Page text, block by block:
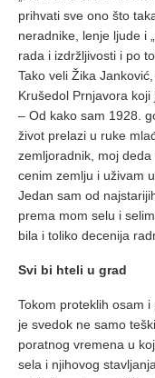
prihvati sve ono što
neradnike, lenje ljude i
rada i izdržljivosti i po
Tako veli Žika
Krušedol Prnjavora
– Od kako sam 1928.
život prelazi u ruke
zemljoradnik, moj
cenim zemlju i uživam
Jedan sam od
prema mom selu i
bila i toliko decenija
Svi bi hteli u grad
Tokom proteklih osam
je svedok ne samo
poratnog vremena u
sela i njihovog